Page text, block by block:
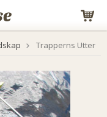
Trapperns Utter